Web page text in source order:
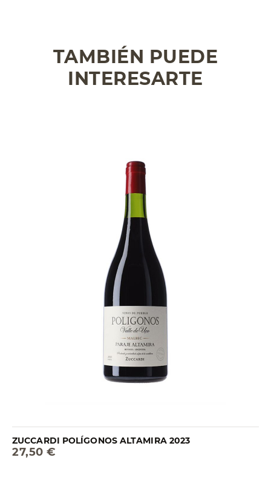
TAMBIÉN PUEDE
INTERESARTE
ZUCCARDI POLÍGONOS ALTAMIRA 2023
27,50 €